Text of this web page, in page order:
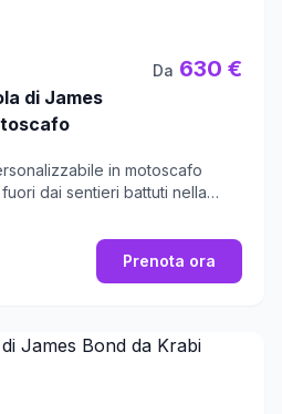
di James
Da 630 €
in motoscafo
dai sentieri battuti nella
Prenota ora